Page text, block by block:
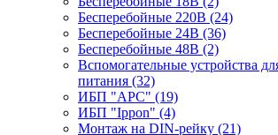
Бесперебойные 220В (24)
Бесперебойные 24В (36)
Бесперебойные 48В (2)
Вспомогательные устройства
питания (32)
ИБП "APC" (19)
ИБП "Ippon" (4)
Монтаж на DIN-рейку (21)